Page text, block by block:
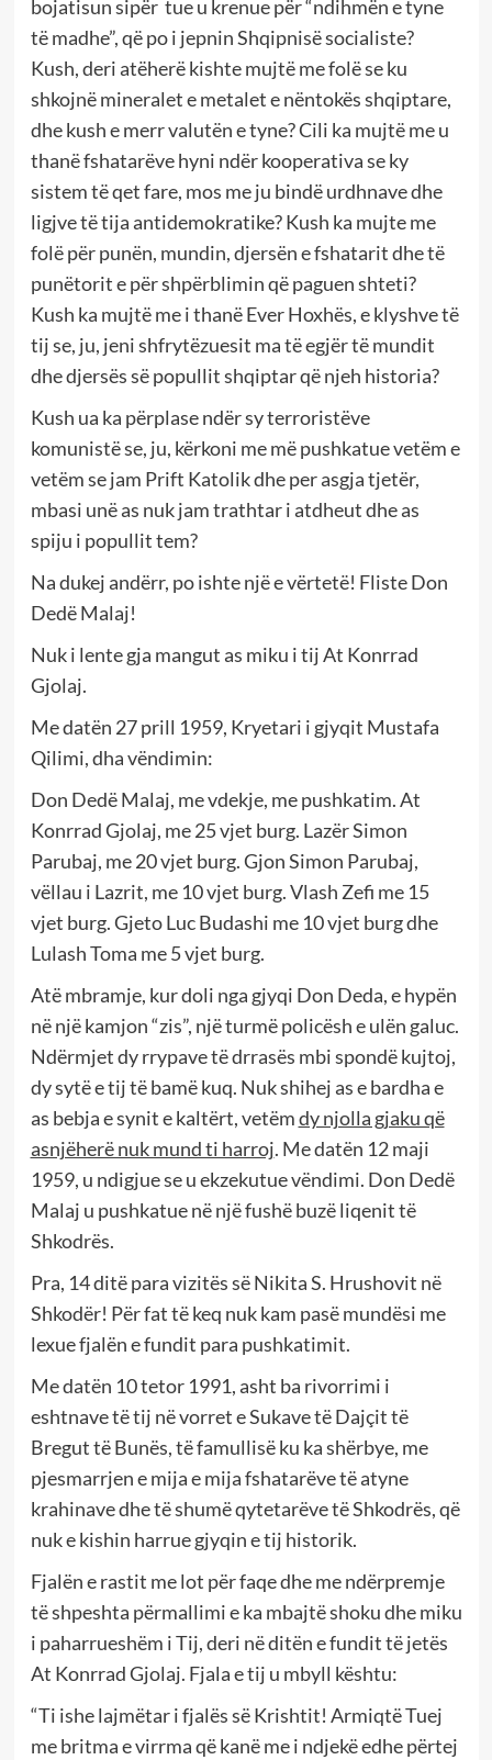
bojatisun sipër tue u krenue për “ndihmën e tyne
të madhe”, që po i jepnin Shqipnisë socialiste?
Kush, deri atëherë kishte mujtë me folë se ku
shkojnë mineralet e metalet e nëntokës shqiptare,
dhe kush e merr valutën e tyne? Cili ka mujtë me u
thanë fshatarëve hyni ndër kooperativa se ky
sistem të qet fare, mos me ju bindë urdhnave dhe
ligjve të tija antidemokratike? Kush ka mujte me
folë për punën, mundin, djersën e fshatarit dhe të
punëtorit e për shpërblimin që paguen shteti?
Kush ka mujtë me i thanë Ever Hoxhës, e klyshve të
tij se, ju, jeni shfrytëzuesit ma të egjër të mundit
dhe djersës së popullit shqiptar që njeh historia?
Kush ua ka përplase ndër sy terroristëve
komunistë se, ju, kërkoni me më pushkatue vetëm e
vetëm se jam Prift Katolik dhe per asgja tjetër,
mbasi unë as nuk jam trathtar i atdheut dhe as
spiju i popullit tem?
Na dukej andërr, po ishte një e vërtetë! Fliste Don
Dedë Malaj!
Nuk i lente gja mangut as miku i tij At Konrrad
Gjolaj.
Me datën 27 prill 1959, Kryetari i gjyqit Mustafa
Qilimi, dha vëndimin:
Don Dedë Malaj, me vdekje, me pushkatim. At
Konrrad Gjolaj, me 25 vjet burg. Lazër Simon
Parubaj, me 20 vjet burg. Gjon Simon Parubaj,
vëllau i Lazrit, me 10 vjet burg. Vlash Zefi me 15
vjet burg. Gjeto Luc Budashi me 10 vjet burg dhe
Lulash Toma me 5 vjet burg.
Atë mbramje, kur doli nga gjyqi Don Deda, e hypën
në një kamjon “zis”, një turmë policësh e ulën galuc.
Ndërmjet dy rrypave të drrasës mbi spondë kujtoj,
dy sytë e tij të bamë kuq. Nuk shihej as e bardha e
as bebja e synit e kaltërt, vetëmdy njolla gjaku që
asnjëherë nuk mund ti harroj. Me datën 12 maji
1959, u ndigjue se u ekzekutue vëndimi. Don Dedë
Malaj u pushkatue në një fushë buzë liqenit të
Shkodrës.
Pra, 14 ditë para vizitës së Nikita S. Hrushovit në
Shkodër! Për fat të keq nuk kam pasë mundësi me
lexue fjalën e fundit para pushkatimit.
Me datën 10 tetor 1991, asht ba rivorrimi i
eshtnave të tij në vorret e Sukave të Dajçit të
Bregut të Bunës, të famullisë ku ka shërbye, me
pjesmarrjen e mija e mija fshatarëve të atyne
krahinave dhe të shumë qytetarëve të Shkodrës, që
nuk e kishin harrue gjyqin e tij historik.
Fjalën e rastit me lot për faqe dhe me ndërpremje
të shpeshta përmallimi e ka mbajtë shoku dhe miku
i paharrueshëm i Tij, deri në ditën e fundit të jetës
At Konrrad Gjolaj. Fjala e tij u mbyll kështu:
“Ti ishe lajmëtar i fjalës së Krishtit! Armiqtë Tuej
me britma e virrma që kanë me i ndjekë edhe përtej